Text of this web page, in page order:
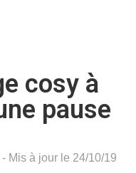
cosy à
pause
Mis à jour le 24/10/19